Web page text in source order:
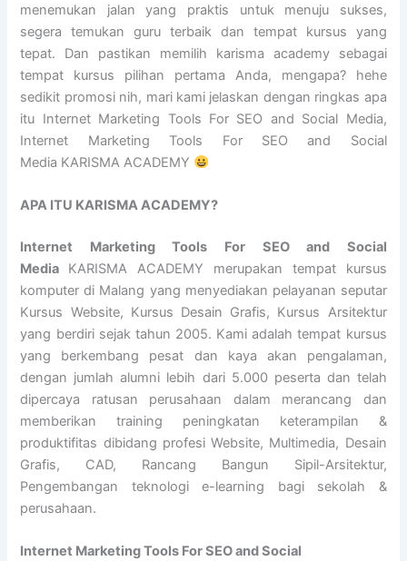
menemukan jalan yang praktis untuk menuju sukses,
segera temukan guru terbaik dan tempat kursus yang
tepat. Dan pastikan memilih karisma academy sebagai
tempat kursus pilihan pertama Anda, mengapa? hehe
sedikit promosi nih, mari kami jelaskan dengan ringkas apa
itu Internet Marketing Tools For SEO and Social Media,
Internet Marketing Tools For SEO and Social
Media KARISMA ACADEMY
APA ITU KARISMA ACADEMY?
Internet Marketing Tools For SEO and Social
Media KARISMA ACADEMY merupakan tempat kursus
komputer di Malang yang menyediakan pelayanan seputar
Kursus Website, Kursus Desain Grafis, Kursus Arsitektur
yang berdiri sejak tahun 2005. Kami adalah tempat kursus
yang berkembang pesat dan kaya akan pengalaman,
dengan jumlah alumni lebih dari 5.000 peserta dan telah
dipercaya ratusan perusahaan dalam merancang dan
memberikan training peningkatan keterampilan &
produktifitas dibidang profesi Website, Multimedia, Desain
Grafis, CAD, Rancang Bangun Sipil-Arsitektur,
Pengembangan teknologi e-learning bagi sekolah &
perusahaan.
Internet Marketing Tools For SEO and Social